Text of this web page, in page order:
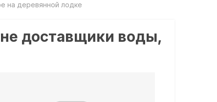
на деревянной лодке
доставщики воды,